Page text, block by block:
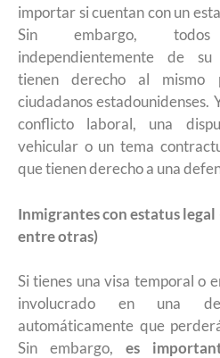
importar si cuentan con un
Sin embargo,
independientemente de
tienen derecho al mismo
ciudadanos estadounidenses.
conflicto laboral, una
vehicular o un tema
que tienen derecho a una
Inmigrantes con estatus legal
entre otras)
Si tienes una visa temporal o
involucrado en una
automáticamente que
Sin embargo, es